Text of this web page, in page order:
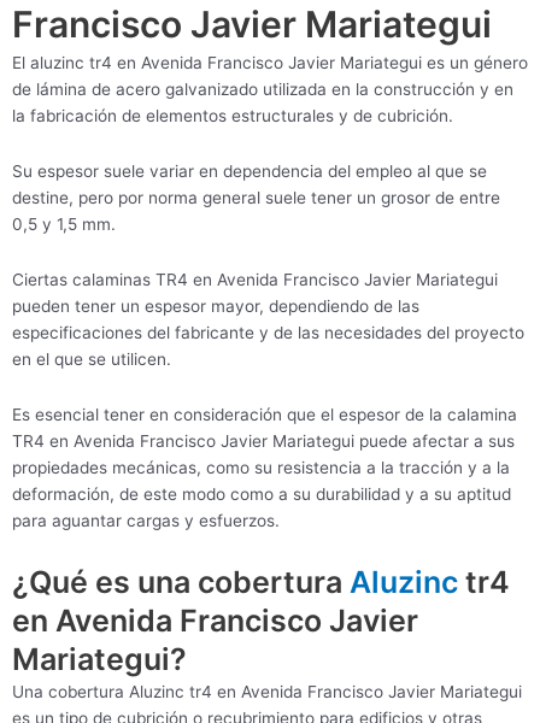
Francisco Javier Mariategui
El aluzinc tr4 en Avenida Francisco Javier Mariategui es un género
de lámina de acero galvanizado utilizada en la construcción y en
la fabricación de elementos estructurales y de cubrición.
Su espesor suele variar en dependencia del empleo al que se
destine, pero por norma general suele tener un grosor de entre
0,5 y 1,5 mm.
Ciertas calaminas TR4 en Avenida Francisco Javier Mariategui
pueden tener un espesor mayor, dependiendo de las
especificaciones del fabricante y de las necesidades del proyecto
en el que se utilicen.
Es esencial tener en consideración que el espesor de la calamina
TR4 en Avenida Francisco Javier Mariategui puede afectar a sus
propiedades mecánicas, como su resistencia a la tracción y a la
deformación, de este modo como a su durabilidad y a su aptitud
para aguantar cargas y esfuerzos.
¿Qué es una cobertura Aluzinc tr4
en Avenida Francisco Javier
Mariategui?
Una cobertura Aluzinc tr4 en Avenida Francisco Javier Mariategui
es un tipo de cubrición o recubrimiento para edificios y otras